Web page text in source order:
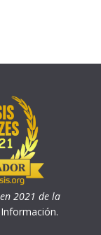
2021 de la